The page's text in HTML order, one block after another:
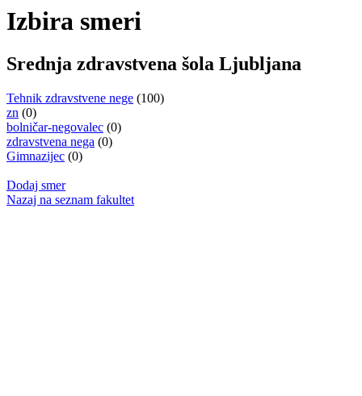
Izbira smeri
Srednja zdravstvena šola Ljubljana
Tehnik zdravstvene nege (100)
zn (0)
bolničar-negovalec (0)
zdravstvena nega (0)
Gimnazijec (0)
Dodaj smer
Nazaj na seznam fakultet